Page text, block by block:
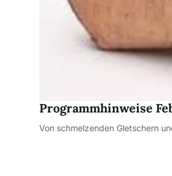
Programmhinweise
Von schmelzenden Gletschern